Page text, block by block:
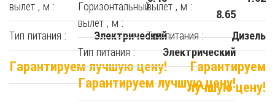
вылет , м :
Тип питания : Электрический
Гарантируем лучшую цену!
Горизонтальный
вылет , м :
8.65
Тип питания : Электрический
Гарантируем лучшую цену!
вылет , м :
Тип питания : Дизель
Гарантируем
лучшую цену!